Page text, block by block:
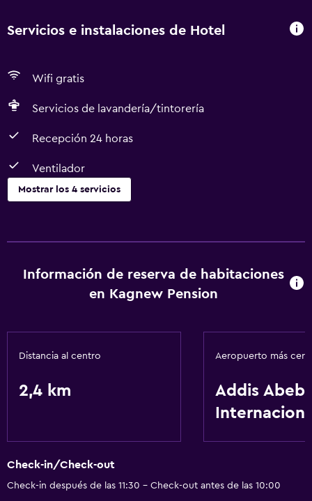
Servicios e instalaciones de Hotel
Wifi gratis
Servicios de lavandería/tintorería
Recepción 24 horas
Ventilador
Mostrar los 4 servicios
Ventilador
Wifi gratis
Recepción 24 horas
Información de reserva de habitaciones
en Kagnew Pension
Distancia al centro
2,4 km
Aeropuerto más
Addis
Check-in/Check-out
Check-in después de las 11:30 - Check-out antes de las 10:00